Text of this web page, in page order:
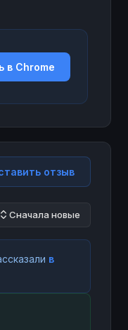
в Chrome
отзыв
Сначала новые
в